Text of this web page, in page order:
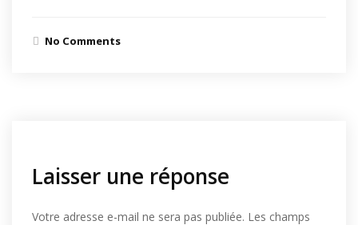
No Comments
Laisser une réponse
Votre adresse e-mail ne sera pas publiée. Les champs